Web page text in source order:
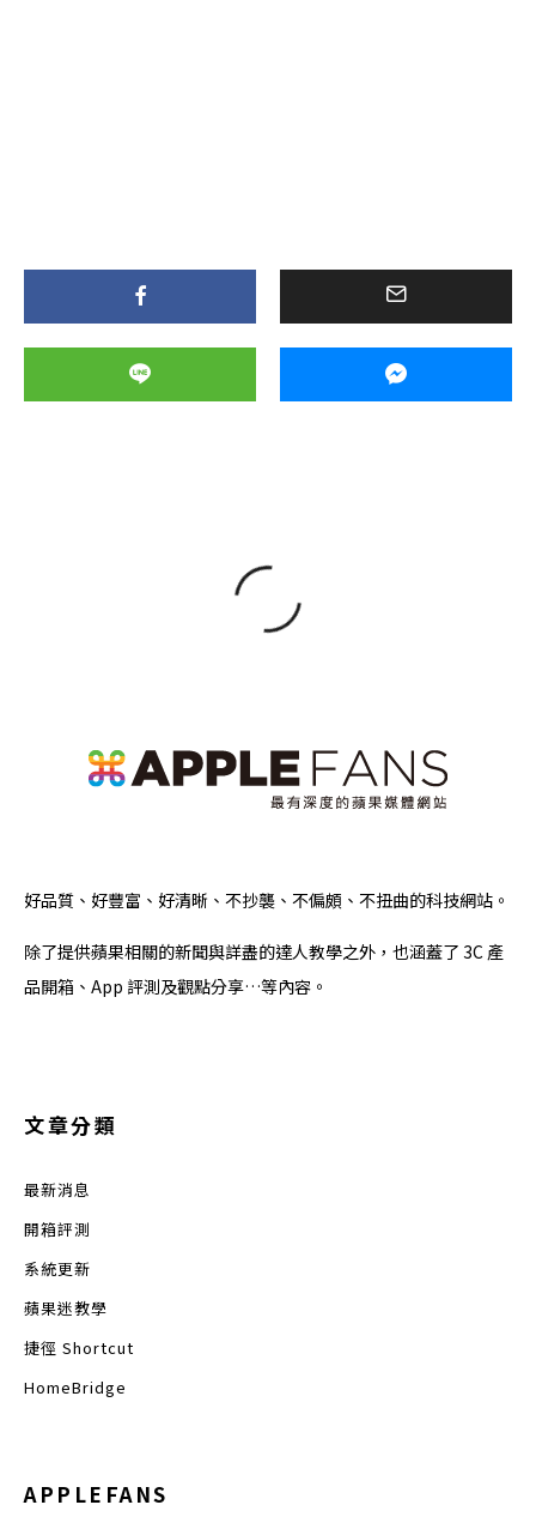
好品質、好豐富、好清晰、不抄襲、不偏頗、不扭曲的科技網站。
除了提供蘋果相關的新聞與詳盡的達人教學之外，也涵蓋了 3C 產
品開箱、App 評測及觀點分享…等內容。
文章分類
最新消息
開箱評測
系統更新
蘋果迷教學
捷徑 Shortcut
HomeBridge
APPLEFANS